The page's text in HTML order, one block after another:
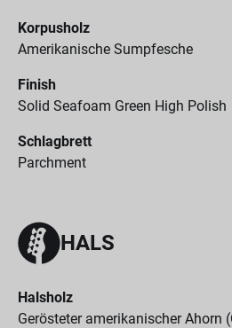
Korpusholz
Amerikanische Sumpfesche
Finish
Solid Seafoam Green High Polish
Schlagbrett
Parchment
HALS
Halsholz
Gerösteter amerikanischer Ahorn